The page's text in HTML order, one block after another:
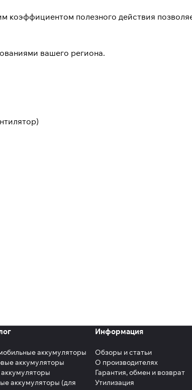
коэффициентом полезного действия
вашего региона.
аккумуляторы
аккумуляторы
аккумуляторы (для
Информация
Обзоры и статьи
О производителях
Гарантия, обмен и возврат
Утилизация